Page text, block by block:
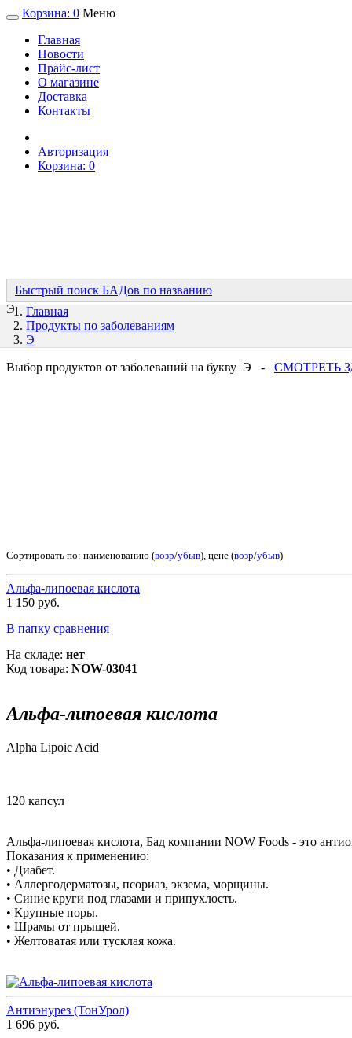
Корзина: 0 Меню
Главная
Новости
Прайс-лист
О магазине
Доставка
Контакты
Авторизация
Корзина: 0
Быстрый поиск БАДов по названию
Э
Главная
Продукты по заболеваниям
Э
Выбор продуктов от заболеваний на букву Э - СМОТРЕТЬ
Сортировать по: наименованию (возр/убыв), цене (возр/убыв)
Альфа-липоевая кислота
1 150 руб.
В папку сравнения
На складе: нет
Код товара: NOW-03041
Альфа-липоевая кислота
Alpha Lipoic Acid
120 капсул
Альфа-липоевая кислота, Бад компании NOW Foods - это
Показания к применению:
• Диабет.
• Аллергодерматозы, псориаз, экзема, морщины.
• Синие круги под глазами и припухлость.
• Крупные поры.
• Шрамы от прыщей.
• Желтоватая или тусклая кожа.
Антиэнурез (ТонУрол)
1 696 руб.